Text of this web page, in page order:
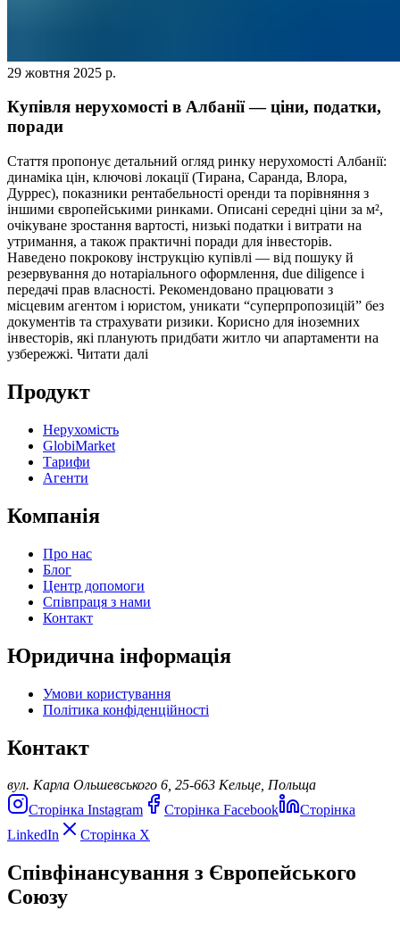
29 жовтня 2025 р.
Купівля нерухомості в Албанії — ціни, податки,
поради
Стаття пропонує детальний огляд ринку нерухомості Албанії:
динаміка цін, ключові локації (Тирана, Саранда, Влора,
Дуррес), показники рентабельності оренди та порівняння з
іншими європейськими ринками. Описані середні ціни за м²,
очікуване зростання вартості, низькі податки і витрати на
утримання, а також практичні поради для інвесторів.
Наведено покрокову інструкцію купівлі — від пошуку й
резервування до нотаріального оформлення, due diligence і
передачі прав власності. Рекомендовано працювати з
місцевим агентом і юристом, уникати “суперпропозицій” без
документів та страхувати ризики. Корисно для іноземних
інвесторів, які планують придбати житло чи апартаменти на
узбережжі. Читати далі
Продукт
Нерухомість
GlobiMarket
Тарифи
Агенти
Компанія
Про нас
Блог
Центр допомоги
Співпраця з нами
Контакт
Юридична інформація
Умови користування
Політика конфіденційності
Контакт
вул. Карла Ольшевського 6, 25-663 Кельце, Польща
Сторінка Instagram
Сторінка Facebook
Сторінка
LinkedIn
Сторінка X
Співфінансування з Європейського
Союзу